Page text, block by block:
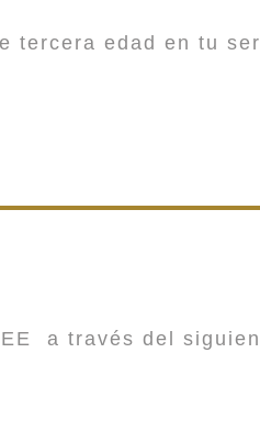
tercera edad en tu
a través del